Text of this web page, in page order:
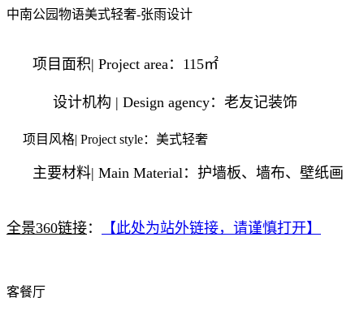
中南公园物语美式轻奢-张雨设计
项目面积| Project area：115㎡
设计机构 | Design agency：老友记装饰
项目风格| Project style：美式轻奢
主要材料| Main Material：护墙板、墙布、壁纸画
全景360链接： 【此处为站外链接，请谨慎打开】
客餐厅